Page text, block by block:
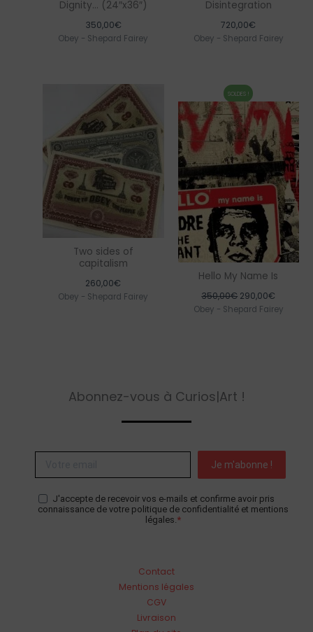
Dignity… (24″x36″)
350,00€
Obey - Shepard Fairey
Disintegration
720,00€
Obey - Shepard Fairey
Two sides of
capitalism
260,00€
Obey - Shepard Fairey
SOLDES !
Hello My Name Is
350,00€ Le
prix
initial
290,00€
actuel
Obey - Shepard Fairey
Abonnez-vous à Curios|Art !
Je m'abonne !
J'accepte de recevoir vos e-mails et confirme avoir pris
connaissance de votre politique de confidentialité et mentions
légales.
Contact
Mentions légales
CGV
Livraison